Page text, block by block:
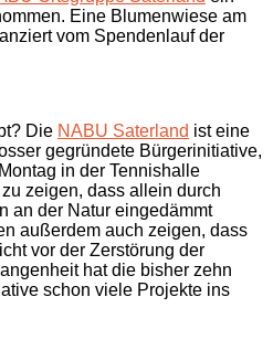
Eine Blumenwiese am
vom Spendenlauf der
Die NABU Saterland ist eine
gegründete Bürgerinitiative,
in der Tennishalle
zeigen, dass allein durch
an der Natur eingedämmt
außerdem auch zeigen, dass
vor der Zerstörung der
hat die bisher zehn
schon viele Projekte ins